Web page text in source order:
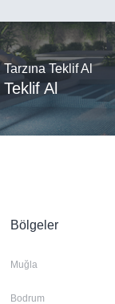
Tarzına Teklif Al
Teklif Al
Bölgeler
Muğla
Bodrum